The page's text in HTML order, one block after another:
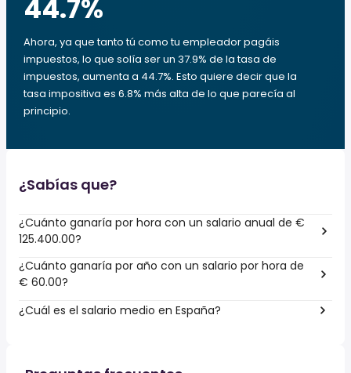
44.7%
Ahora, ya que tanto tú como tu empleador pagáis
impuestos, lo que solía ser un 37.9% de la tasa de
impuestos, aumenta a 44.7%. Esto quiere decir que la
tasa impositiva es 6.8% más alta de lo que parecía al
principio.
¿Sabías que?
¿Cuánto ganaría por hora con un salario anual de €
125.400.00?
¿Cuánto ganaría por año con un salario por hora de
€ 60.00?
¿Cuál es el salario medio en España?